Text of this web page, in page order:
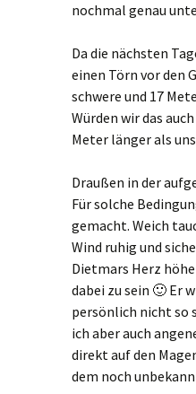
nochmal genau
Da die nächsten
einen Törn vor den
schwere und 17
Würden wir das
Meter länger als
Draußen in der
Für solche
gemacht. Weich
Wind ruhig und
Dietmars Herz
dabei zu sein 🙂 Er
persönlich nicht so
ich aber auch
direkt auf den
dem noch